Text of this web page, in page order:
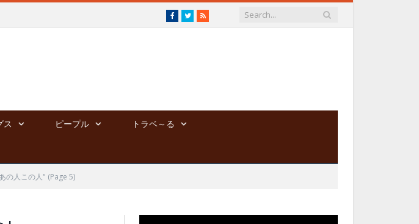
Facebook
TwitterRSS
ス ピープル トラベ～る
の人この人" (Page 5)